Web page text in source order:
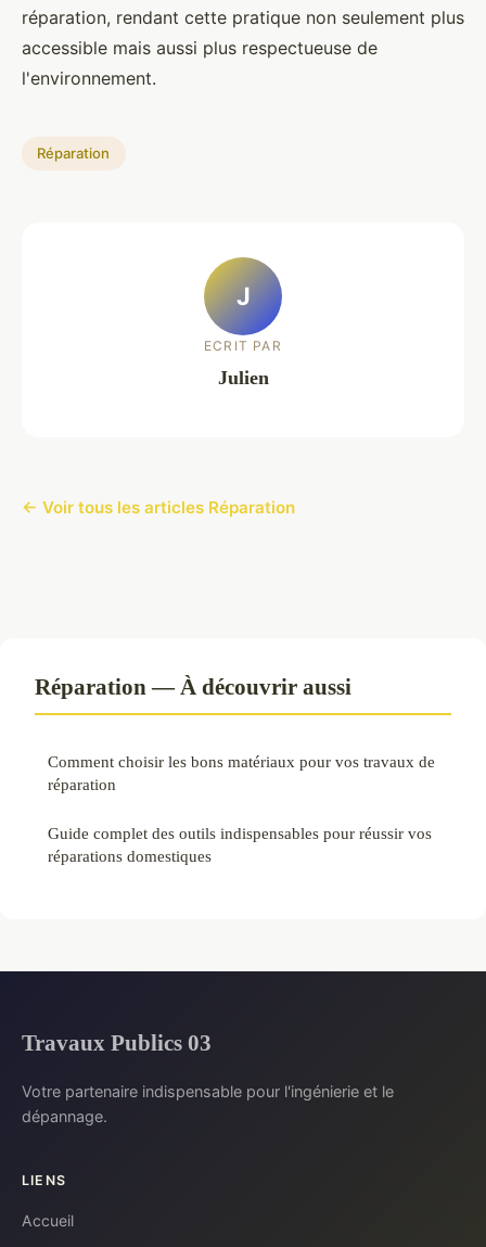
réparation, rendant cette pratique non seulement plus
accessible mais aussi plus respectueuse de
l'environnement.
Réparation
J
ECRIT PAR
Julien
← Voir tous les articles Réparation
Réparation — À découvrir aussi
Comment choisir les bons matériaux pour vos travaux de
réparation
Guide complet des outils indispensables pour réussir vos
réparations domestiques
Travaux Publics 03
Votre partenaire indispensable pour l'ingénierie et le
dépannage.
LIENS
Accueil